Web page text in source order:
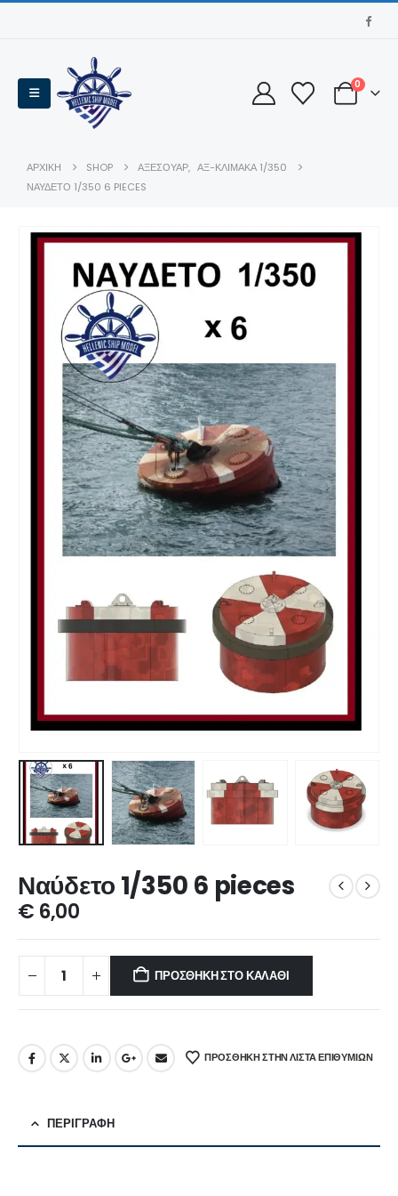
0
ΑΡΧΙΚΉ SHOP ΑΞΕΣΟΥΆΡ, ΑΞ-ΚΛΊΜΑΚΑ 1/350
ΝΑΎΔΕΤΟ 1/350 6 PIECES
Ναύδετο 1/350 6 pieces
€ 6,00
ΠΡΟΣΘΉΚΗ ΣΤΟ ΚΑΛΆΘΙ
ΠΡΌΣΘΉΚΗ ΣΤΗΝ ΛΊΣΤΑ ΕΠΙΘΥΜΙΏΝ
ΠΕΡΙΓΡΑΦΉ